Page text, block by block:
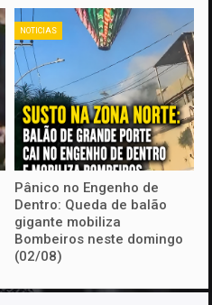
NOTICIAS
Pânico no Engenho de
Dentro: Queda de balão
gigante mobiliza
Bombeiros neste domingo
(02/08)